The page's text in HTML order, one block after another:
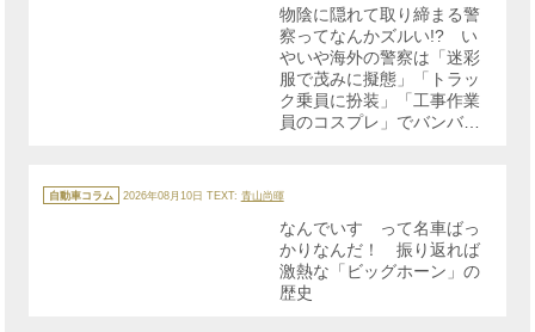
物陰に隠れて取り締まる警
察ってなんかズルい!? い
やいや海外の警察は「迷彩
服で茂みに擬態」「トラッ
ク乗員に扮装」「工事作業
員のコスプレ」でバンバン
テ
ゴ
自動車コラム 2026年08月10日 TEXT: 青山尚暉
なんでいすゞって名車ばっ
かりなんだ！ 振り返れば
激熱な「ビッグホーン」の
歴史